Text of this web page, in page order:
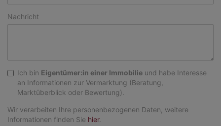
Nachricht
Ich bin Eigentümer:in einer Immobilie und habe Interesse
an Informationen zur Vermarktung (Beratung,
Marktüberblick oder Bewertung).
Wir verarbeiten Ihre personenbezogenen Daten, weitere
Informationen finden Sie hier.